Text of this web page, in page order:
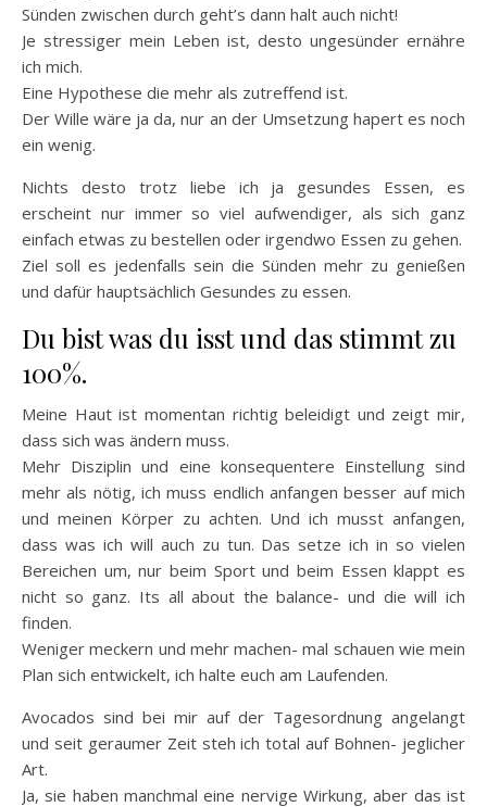
Sünden zwischen durch geht’s dann halt auch nicht!
Je stressiger mein Leben ist, desto ungesünder ernähre
ich mich.
Eine Hypothese die mehr als zutreffend ist.
Der Wille wäre ja da, nur an der Umsetzung hapert es noch
ein wenig.
Nichts desto trotz liebe ich ja gesundes Essen, es
erscheint nur immer so viel aufwendiger, als sich ganz
einfach etwas zu bestellen oder irgendwo Essen zu gehen.
Ziel soll es jedenfalls sein die Sünden mehr zu genießen
und dafür hauptsächlich Gesundes zu essen.
Du bist was du isst und das stimmt zu
100%.
Meine Haut ist momentan richtig beleidigt und zeigt mir,
dass sich was ändern muss.
Mehr Disziplin und eine konsequentere Einstellung sind
mehr als nötig, ich muss endlich anfangen besser auf mich
und meinen Körper zu achten. Und ich musst anfangen,
dass was ich will auch zu tun. Das setze ich in so vielen
Bereichen um, nur beim Sport und beim Essen klappt es
nicht so ganz. Its all about the balance- und die will ich
finden.
Weniger meckern und mehr machen- mal schauen wie mein
Plan sich entwickelt, ich halte euch am Laufenden.
Avocados sind bei mir auf der Tagesordnung angelangt
und seit geraumer Zeit steh ich total auf Bohnen- jeglicher
Art.
Ja, sie haben manchmal eine nervige Wirkung, aber das ist